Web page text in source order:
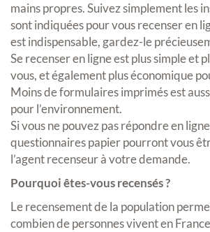
mains propres. Suivez simplement les
sont indiquées pour vous recenser en
est indispensable, gardez-le
Se recenser en ligne est plus simple et
vous, et également plus économique
Moins de formulaires imprimés est
pour l’environnement.
Si vous ne pouvez pas répondre en
questionnaires papier pourront vous
l’agent recenseur à votre demande.
Pourquoi êtes-vous recensés ?
Le recensement de la population
combien de personnes vivent en